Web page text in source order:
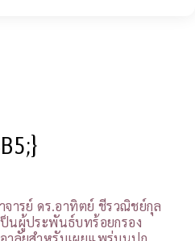
จารย์ ดร.อาทิตย์ ชีรวณิชย์กุล
นผู้ประพันธ์บทร้อยกรอง